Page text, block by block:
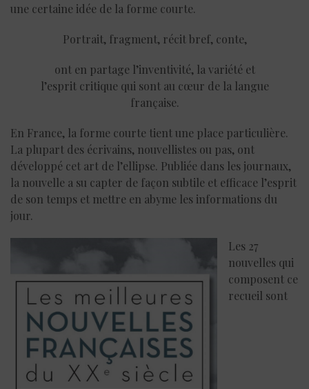
une certaine idée de la forme courte.
Portrait, fragment, récit bref, conte,
ont en partage l’inventivité, la variété et
l’esprit critique qui sont au cœur de la langue
française.
En France, la forme courte tient une place particulière.
La plupart des écrivains, nouvellistes ou pas, ont
développé cet art de l’ellipse. Publiée dans les journaux,
la nouvelle a su capter de façon subtile et efficace l’esprit
de son temps et mettre en abyme les informations du
jour.
Les 27
nouvelles qui
composent ce
recueil sont